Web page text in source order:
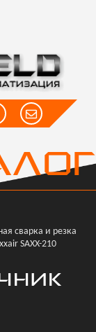
сварка и резка
SAXX-210